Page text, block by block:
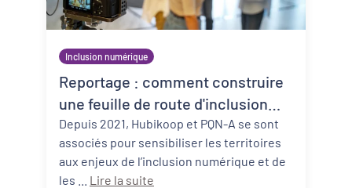
Inclusion numérique
Reportage : comment construire
une feuille de route d'inclusion
numérique ?
Depuis 2021, Hubikoop et PQN-A se sont
associés pour sensibiliser les territoires
aux enjeux de l’inclusion numérique et de
Lire la suite